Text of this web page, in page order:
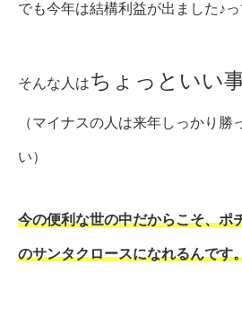
でも今年は結構利益が出ました♪っ
そんな人はちょっといい
（マイナスの人は来年しっかり勝
い）
今の便利な世の中だからこそ、ポ
のサンタクロースになれるんです